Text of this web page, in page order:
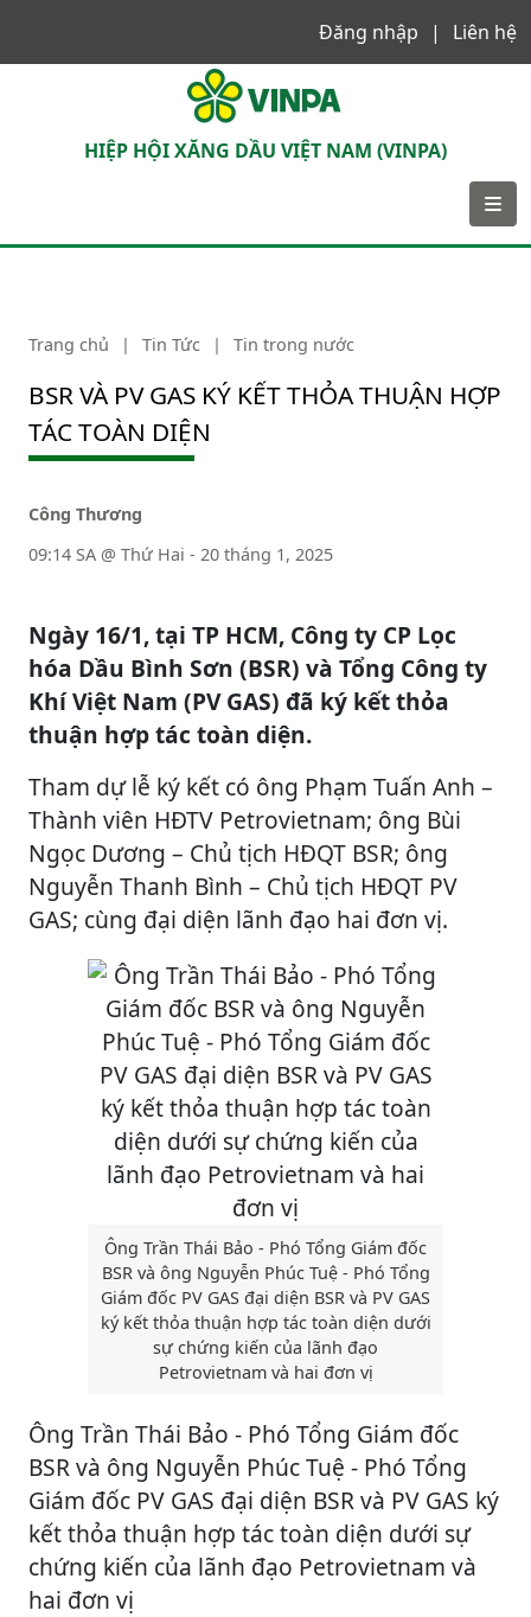
Đăng nhập
Liên hệ
HIỆP HỘI XĂNG DẦU VIỆT NAM (VINPA)
Trang chủ | Tin Tức | Tin trong nước
BSR VÀ PV GAS KÝ KẾT THỎA THUẬN HỢP
TÁC TOÀN DIỆN
Công Thương
09:14 SA @ Thứ Hai - 20 tháng 1, 2025
Ngày 16/1, tại TP HCM, Công ty CP Lọc
hóa Dầu Bình Sơn (BSR) và Tổng Công ty
Khí Việt Nam (PV GAS) đã ký kết thỏa
thuận hợp tác toàn diện.
Tham dự lễ ký kết có ông Phạm Tuấn Anh –
Thành viên HĐTV Petrovietnam; ông Bùi
Ngọc Dương – Chủ tịch HĐQT BSR; ông
Nguyễn Thanh Bình – Chủ tịch HĐQT PV
GAS; cùng đại diện lãnh đạo hai đơn vị.
Ông Trần Thái Bảo - Phó Tổng Giám đốc
BSR và ông Nguyễn Phúc Tuệ - Phó Tổng
Giám đốc PV GAS đại diện BSR và PV GAS
ký kết thỏa thuận hợp tác toàn diện dưới
sự chứng kiến của lãnh đạo
Petrovietnam và hai đơn vị
Ông Trần Thái Bảo - Phó Tổng Giám đốc
BSR và ông Nguyễn Phúc Tuệ - Phó Tổng
Giám đốc PV GAS đại diện BSR và PV GAS ký
kết thỏa thuận hợp tác toàn diện dưới sự
chứng kiến của lãnh đạo Petrovietnam và
hai đơn vị